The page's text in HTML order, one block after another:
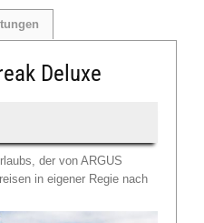
Deluxe
der von ARGUS
in eigener Regie nach